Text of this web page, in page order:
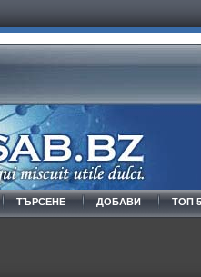
ТЪРСЕНЕ ДОБАВИ ТОП